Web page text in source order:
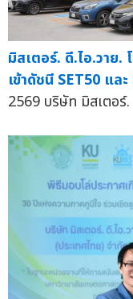
มิสเตอร์. ดี.ไอ.วาย.
เข้าดัชนี SET50 แล
2569 บริษัท มิสเตอร์.